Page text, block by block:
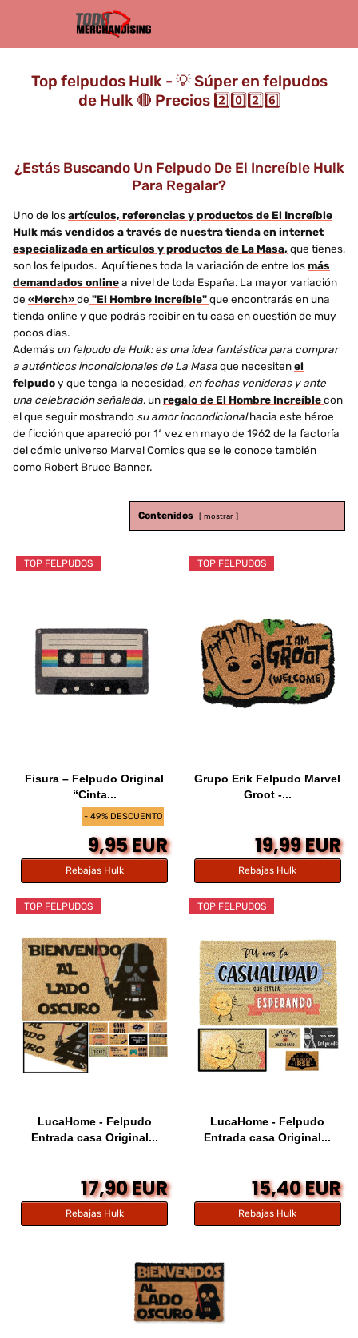
Top felpudos Hulk - 💡 Súper en felpudos
de Hulk 🔴 Precios 2️⃣0️⃣2️⃣6️⃣
¿Estás Buscando Un Felpudo De El Increíble Hulk
Para Regalar?
Uno de losartículos, referencias y productos de El Increíble
Hulk más vendidos a través de nuestra tienda en internet
especializada en artículos y productos de La Masa, que tienes,
son los felpudos. Aquí tienes toda la variación de entre losmás
demandados onlinea nivel de toda España. La mayor variación
de «Merch»de "El Hombre Increíble"que encontrarás en una
tienda online y que podrás recibir en tu casa en cuestión de muy
pocos días.
Además un felpudo de Hulk: es una idea fantástica para comprar
a auténticos incondicionales de La Masaque necesitenel
felpudoy que tenga la necesidad, en fechas venideras y ante
una celebración señalada, unregalo de El Hombre Increíblecon
el que seguir mostrando su amor incondicionalhacia este héroe
de ficción que apareció por 1ª vez en mayo de 1962 de la factoría
del cómic universo Marvel Comics que se le conoce también
como Robert Bruce Banner.
Contenidos mostrar
- 49% DESCUENTO
TOP FELPUDOS
Fisura – Felpudo Original
“Cinta...
9,95 EUR
Rebajas Hulk
TOP FELPUDOS
Grupo Erik Felpudo Marvel
Groot -...
19,99 EUR
Rebajas Hulk
TOP FELPUDOS
LucaHome - Felpudo
Entrada casa Original...
17,90 EUR
Rebajas Hulk
TOP FELPUDOS
LucaHome - Felpudo
Entrada casa Original...
15,40 EUR
Rebajas Hulk